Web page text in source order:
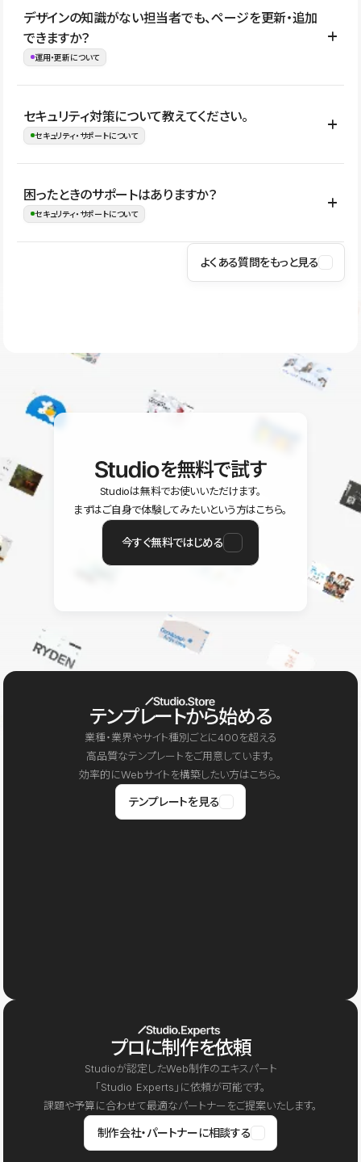
ない段階でも、お問い合わせください。
お問合せはこちら
公開ページ数、バージョン履歴の期間、CMS利用数の上限、権限
管理の有無などがプランごとに異なります。詳しくは料金プランペ
ージをご覧ください。
デザインの知識がない担当者でも、ページを更新・追加
できますか？
運用・更新について
はい。CMSやコンポーネントを活用して更新範囲を設計しておく
ことで、デザインを崩しにくい状態で運用できます。 さらにコン
ながらレイアウトに影響を与えずに更新作業を進めやすくなりま
す。
セキュリティ対策について教えてください。
セキュリティ・サポートについて
Studioでは、公開サイトやサービスを安全に利用できるよう、通信
の暗号化、データ保護、アクセス管理、脆弱性対策など、複数の観
はSSL/TLSによる通信暗号化に対応しており、悪質なスクリプトの
困ったときのサポートはありますか？
セキュリティ・サポートについて
操作方法や機能については、ヘルプセンターでご確認いただけま
ユーザー同士で質問・相談できるコミュニティもご利用ください。
よくある質問をもっと見る
を無料で試す
Studioは無料でお使いいただけます。
まずはご自身で体験してみたいという方はこちら。
今すぐ無料ではじめる
テンプレートから始める
業種・業界やサイト種別ごとに400を超える
高品質なテンプレートをご用意しています。
効率的にWebサイトを構築したい方はこちら。
テンプレートを見る
プロに制作を依頼
Studioが認定したWeb制作のエキスパート
「Studio Experts」に依頼が可能です。
課題や予算に合わせて最適なパートナーをご提案いたします。
制作会社・パートナーに相談する